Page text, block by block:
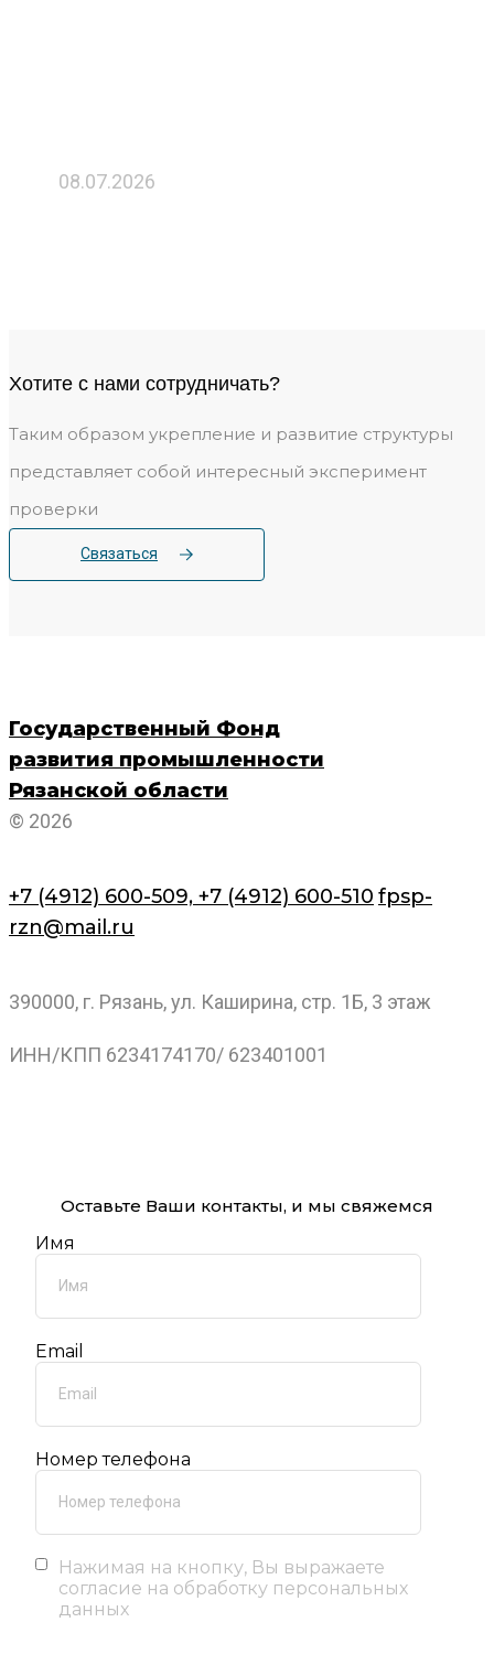
08.07.2026
Хотите c нами сотрудничать?
Таким образом укрепление и развитие структуры
представляет собой интересный эксперимент
проверки
Связаться
Государственный Фонд
развития промышленности
Рязанской области
© 2026
+7 (4912) 600-509, +7 (4912) 600-510 fpsp-
rzn@mail.ru
390000, г. Рязань, ул. Каширина, стр. 1Б, 3 этаж
ИНН/КПП 6234174170/ 623401001
Оставьте Ваши контакты, и мы свяжемся
Имя
Email
Номер телефона
Нажимая на кнопку, Вы выражаете
согласие на обработку персональных
данных